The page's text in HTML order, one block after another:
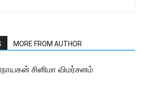
MORE FROM AUTHOR
சினிமா விமர்சனம்